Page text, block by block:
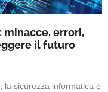
minacce, errori,
il futuro
la sicurezza informatica è